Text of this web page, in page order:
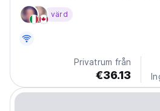
idealiskt läge för att utforska
värd
Privatrum från
€36.13